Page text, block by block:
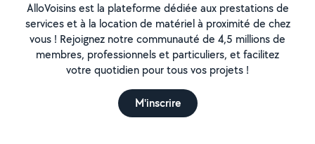
AlloVoisins est la plateforme dédiée aux prestations de
services et à la location de matériel à proximité de chez
vous ! Rejoignez notre communauté de 4,5 millions de
membres, professionnels et particuliers, et facilitez
votre quotidien pour tous vos projets !
M'inscrire